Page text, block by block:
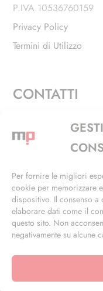
Per fornire le migliori
cookie per memorizzare
dispositivo. Il consenso a
elaborare dati come il
questo sito. Non
negativamente su alcune
P.IVA 10536760159
Privacy Policy
Termini di Utilizzo
CONTATTI
Via Alfieri, 27 -
+39 02 4846